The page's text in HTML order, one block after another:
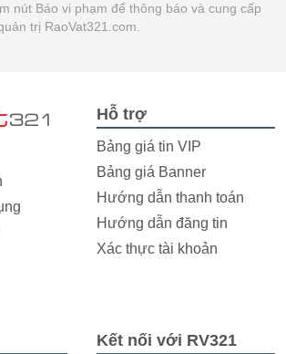
nút Báo vi phạm để thông báo và cung cấp
trị RaoVat321.com.
Hỗ trợ
Bảng giá tin VIP
Bảng giá Banner
Hướng dẫn thanh toán
Hướng dẫn đăng tin
Xác thực tài khoản
Kết nối với RV321